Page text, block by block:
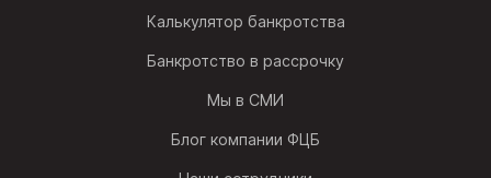
Калькулятор банкротства
Банкротство в рассрочку
Мы в СМИ
Блог компании ФЦБ